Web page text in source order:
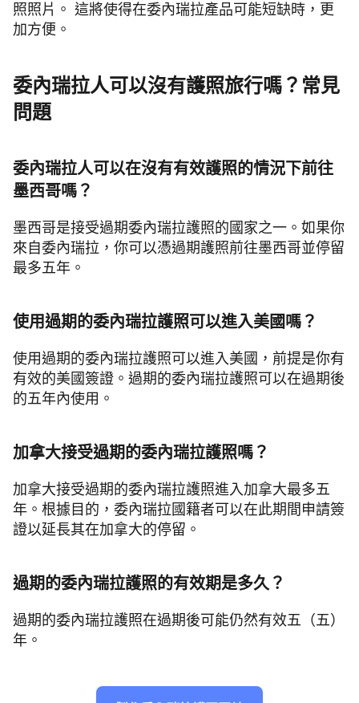
照照片。 這將使得在委內瑞拉產品可能短缺時，更
加方便。
委內瑞拉人可以沒有護照旅行嗎？常見
問題
委內瑞拉人可以在沒有有效護照的情況下前往
墨西哥嗎？
墨西哥是接受過期委內瑞拉護照的國家之一。如果你
來自委內瑞拉，你可以憑過期護照前往墨西哥並停留
最多五年。
使用過期的委內瑞拉護照可以進入美國嗎？
使用過期的委內瑞拉護照可以進入美國，前提是你有
有效的美國簽證。過期的委內瑞拉護照可以在過期後
的五年內使用。
加拿大接受過期的委內瑞拉護照嗎？
加拿大接受過期的委內瑞拉護照進入加拿大最多五
年。根據目的，委內瑞拉國籍者可以在此期間申請簽
證以延長其在加拿大的停留。
過期的委內瑞拉護照的有效期是多久？
過期的委內瑞拉護照在過期後可能仍然有效五（五）
年。